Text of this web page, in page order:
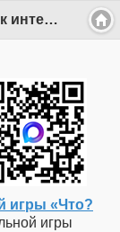
ГАЛЕРЕЯ - Вид категории: Кубок интеллектуальной игры «Что? Где? Когда?» 2023 - Фото: Кубок интеллектуальной игры «Что? Где? Когда?» 2023_21 - Департамент образования Администрации г. Саров
игры «Что?
игры